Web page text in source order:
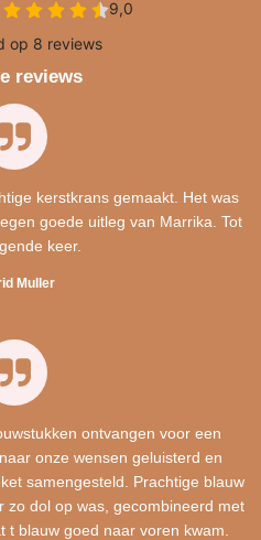
reviews
kerstkrans gemaakt. Het was
goede uitleg van Marrika. Tot
keer.
Muller
ontvangen voor een
onze wensen geluisterd en
samengesteld. Prachtige blauw
zo dol op was, gecombineerd met
blauw goed naar voren kwam.